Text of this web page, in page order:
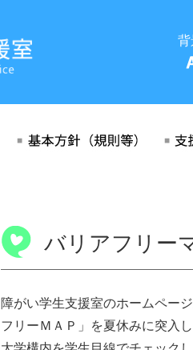
バリアフリー
障がい学生支援室のホームペー
フリーＭＡＰ」を夏休みに突入